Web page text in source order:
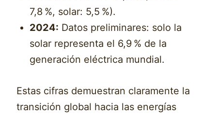
7,8 %, solar: 5,5 %).
2024: Datos preliminares: solo la
solar representa el 6,9 % de la
generación eléctrica mundial.
Estas cifras demuestran claramente la
transición global hacia las energías